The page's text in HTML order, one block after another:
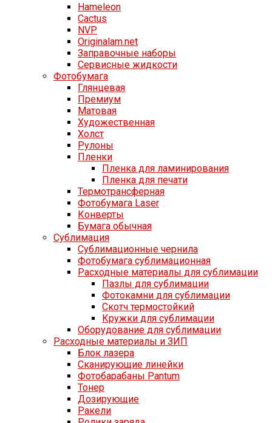
Hameleon
Cactus
NVP
Originalam.net
Заправочные наборы
Сервисные жидкости
Фотобумага
Глянцевая
Премиум
Матовая
Художественная
Холст
Рулоны
Пленки
Пленка для ламинирования
Пленка для печати
Термотрансферная
Фотобумага Laser
Конверты
Бумага обычная
Сублимация
Сублимационные чернила
Фотобумага сублимационная
Расходные материалы для сублимации
Пазлы для сублимации
Фотокамни для сублимации
Скотч термостойкий
Кружки для сублимации
Оборудование для сублимации
Расходные материалы и ЗИП
Блок лазера
Сканирующие линейки
Фотобарабаны Pantum
Тонер
Дозирующие
Ракели